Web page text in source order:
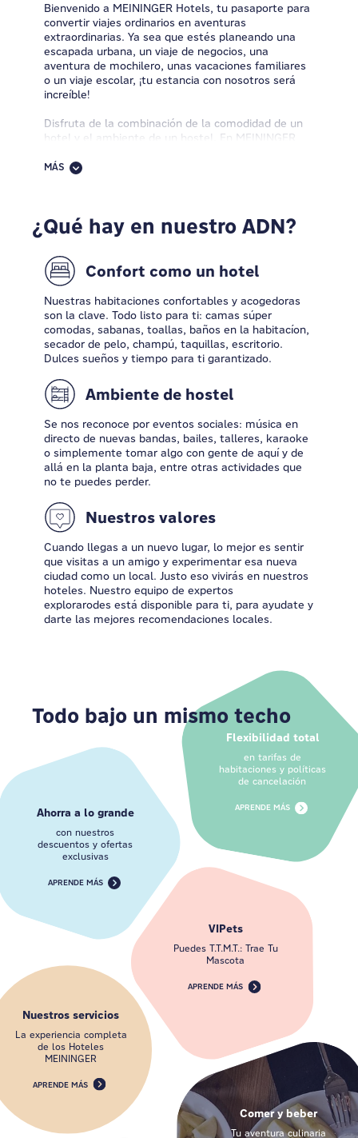
Bienvenido a MEININGER Hotels, tu pasaporte para
convertir viajes ordinarios en aventuras
extraordinarias. Ya sea que estés planeando una
escapada urbana, un viaje de negocios, una
aventura de mochilero, unas vacaciones familiares
o un viaje escolar, ¡tu estancia con nosotros será
increíble!
Disfruta de la combinación de la comodidad de un
hotel y el ambiente de un hostel. En MEININGER
mundos. ¿Qué más nos hace diferentes? Nuestras
marcan la diferencia. Nuestros espacios están
diseñados para que te diviertas, conozcas a gente
nueva y vivas experiencias inolvidables. En
MEININGER Hotels, puedes relajarte, trabajar un
poco y pasar un buen rato. En cada propiedad
tenemos a un equipo de exploradores listo para
construir una comunidad de viajeros con una pasión
común, descubrir nuevos lugares.
¿Estás listo para darle la vuelta al concepto de
hospitalidad? ¡Entra y explora!
MÁS
¿Qué hay en nuestro ADN?
Confort como un hotel
Nuestras habitaciones confortables y acogedoras
son la clave. Todo listo para ti: camas súper
comodas, sabanas, toallas, baños en la habitacíon,
secador de pelo, champú, taquillas, escritorio.
Dulces sueños y tiempo para ti garantizado.
Ambiente de hostel
Se nos reconoce por eventos sociales: música en
directo de nuevas bandas, bailes, talleres, karaoke
o simplemente tomar algo con gente de aquí y de
allá en la planta baja, entre otras actividades que
no te puedes perder.
Nuestros valores
Cuando llegas a un nuevo lugar, lo mejor es sentir
que visitas a un amigo y experimentar esa nueva
ciudad como un local. Justo eso vivirás en nuestros
hoteles. Nuestro equipo de expertos
explorarodes está disponible para ti, para ayudate y
darte las mejores recomendaciones locales.
Todo bajo un mismo techo
Ahorra a lo grande
con nuestros
descuentos y ofertas
exclusivas
APRENDE MÁS
Flexibilidad total
en tarifas de
habitaciones y políticas
de cancelación
APRENDE MÁS
VIPets
Puedes T.T.M.T.: Trae Tu
Mascota
APRENDE MÁS
Nuestros servicios
La experiencia completa
de los Hoteles
MEININGER
APRENDE MÁS
Comer y beber
Tu aventura culinaria